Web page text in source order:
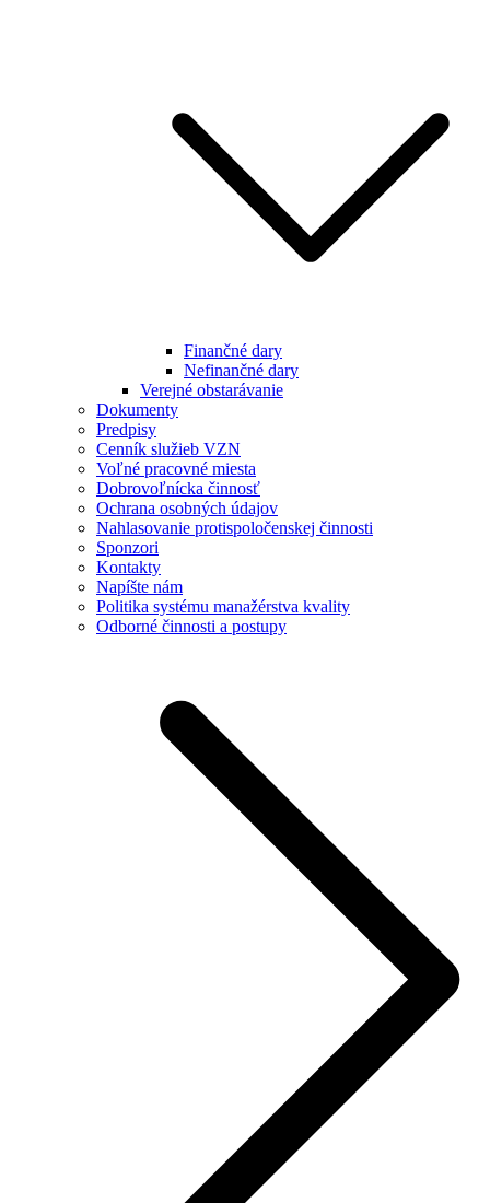
Finančné dary
Nefinančné dary
Verejné obstarávanie
Dokumenty
Predpisy
Cenník služieb VZN
Voľné pracovné miesta
Dobrovoľnícka činnosť
Ochrana osobných údajov
Nahlasovanie protispoločenskej činnosti
Sponzori
Kontakty
Napíšte nám
Politika systému manažérstva kvality
Odborné činnosti a postupy